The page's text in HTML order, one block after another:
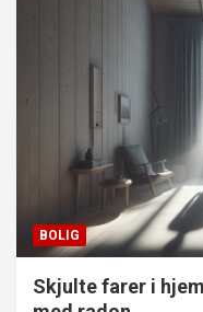
BOLIG
Skjulte farer i